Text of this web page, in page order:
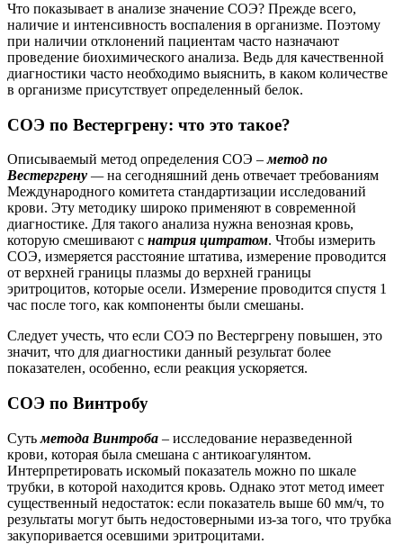
Что показывает в анализе значение СОЭ? Прежде всего,
наличие и интенсивность воспаления в организме. Поэтому
при наличии отклонений пациентам часто назначают
проведение биохимического анализа. Ведь для качественной
диагностики часто необходимо выяснить, в каком количестве
в организме присутствует определенный белок.
СОЭ по Вестергрену: что это такое?
Описываемый метод определения СОЭ –метод по
Вестергрену —на сегодняшний день отвечает требованиям
Международного комитета стандартизации исследований
крови. Эту методику широко применяют в современной
диагностике. Для такого анализа нужна венозная кровь,
которую смешивают с натрия цитратом. Чтобы измерить
СОЭ, измеряется расстояние штатива, измерение проводится
от верхней границы плазмы до верхней границы
эритроцитов, которые осели. Измерение проводится спустя 1
час после того, как компоненты были смешаны.
Следует учесть, что если СОЭ по Вестергрену повышен, это
значит, что для диагностики данный результат более
показателен, особенно, если реакция ускоряется.
СОЭ по Винтробу
Сутьметода Винтроба – исследование неразведенной
крови, которая была смешана с антикоагулянтом.
Интерпретировать искомый показатель можно по шкале
трубки, в которой находится кровь. Однако этот метод имеет
существенный недостаток: если показатель выше 60 мм/ч, то
результаты могут быть недостоверными из-за того, что трубка
закупоривается осевшими эритроцитами.